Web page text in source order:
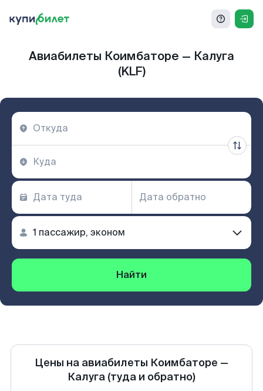
Авиабилеты Коимбаторе — Калуга
(KLF)
Найти
Цены на авиабилеты Коимбаторе —
Калуга (туда и обратно)